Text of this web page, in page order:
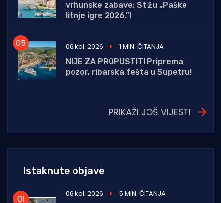
vrhunske zabave: Stižu „Paške
litnje igre 2026.”!
06 kol. 2026
1 MIN. ČITANJA
NIJE ZA PROPUSTITI Priprema,
pozor, ribarska fešta u Supetru!
PRIKAŽI JOŠ VIJESTI
Istaknute objave
06 kol. 2026
5 MIN. ČITANJA